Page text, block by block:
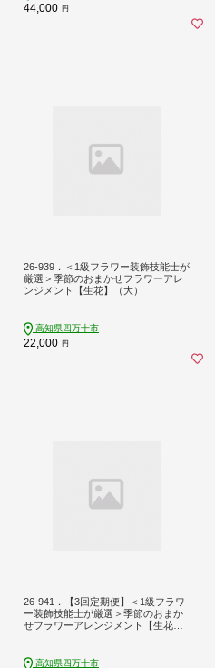
44,000 円
26-939．＜1級フラワー装飾技能士が
厳選＞季節のおまかせフラワーアレ
ンジメント【生花】（大）
高知県四万十市
22,000 円
26-941．【3回定期便】＜1級フラワ
ー装飾技能士が厳選＞季節のおまか
せフラワーアレンジメント【生花】
高知県四万十市